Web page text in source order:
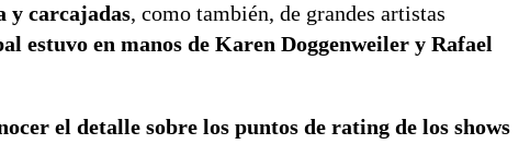
y carcajadas, como también, de grandes artistas
estuvo en manos de Karen Doggenweiler y Rafael
el detalle sobre los puntos de rating de los shows